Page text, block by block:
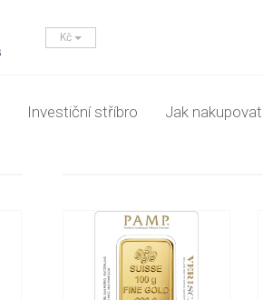
Kč
Investiční stříbro Jak nakupovat